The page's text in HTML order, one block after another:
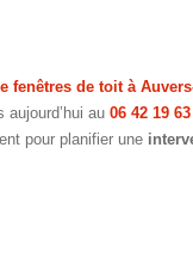
fenêtres de toit à
aujourd’hui au 06 42 19
pour planifier une